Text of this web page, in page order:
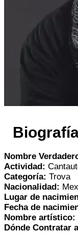
Nombre
Actividad:
Categoría: Trova
Nacionalidad:
Lugar de
Fecha de
Nombre artístico:
Dónde Contratar